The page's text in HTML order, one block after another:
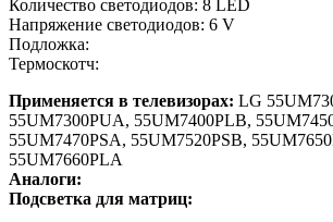
Количество светодиодов: 8 LED
Напряжение светодиодов: 6 V
Подложка:
Термоскотч:
Применяется в телевизорах: LG
55UM7300PUA, 55UM7400PLB,
55UM7470PSA, 55UM7520PSB,
55UM7660PLA
Аналоги:
Подсветка для матриц: